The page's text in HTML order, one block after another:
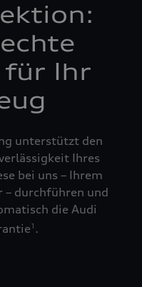
Ihr
unterstützt den
Ihres
bei uns – Ihrem
durchführen und
die Audi
1 .